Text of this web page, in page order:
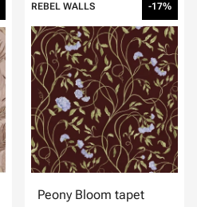
REBEL WALLS -17%
Peony Bloom tapet